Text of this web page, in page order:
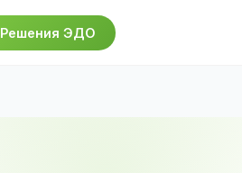
Решения ЭДО